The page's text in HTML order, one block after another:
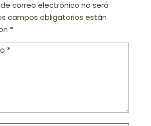
correo electrónico no será
campos obligatorios están
*